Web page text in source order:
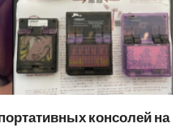
консолей на